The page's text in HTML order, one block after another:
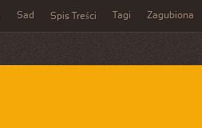
Sad Spis Treści Tagi Zagubiona